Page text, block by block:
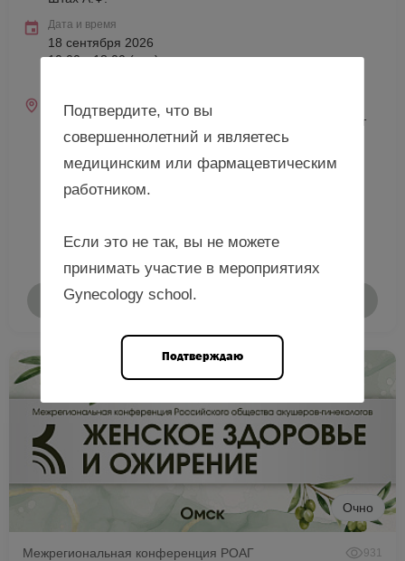
Дата и время
18 сентября 2026
10:00—18:00 (мск)
Место проведения
г. Пенза, ул. Лермонтова, д. 3 (Медицинский институт
ФГБОУ ВО «ПГУ»)
Подробнее
Очно
Межрегиональная конференция РОАГ 931
Подтвердите, что вы
совершеннолетний и являетесь
медицинским или фармацевтическим
работником.
Если это не так, вы не можете
принимать участие в мероприятиях
Gynecology school.
Подтверждаю